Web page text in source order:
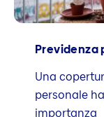
Previdenza
Una
personale
importanza